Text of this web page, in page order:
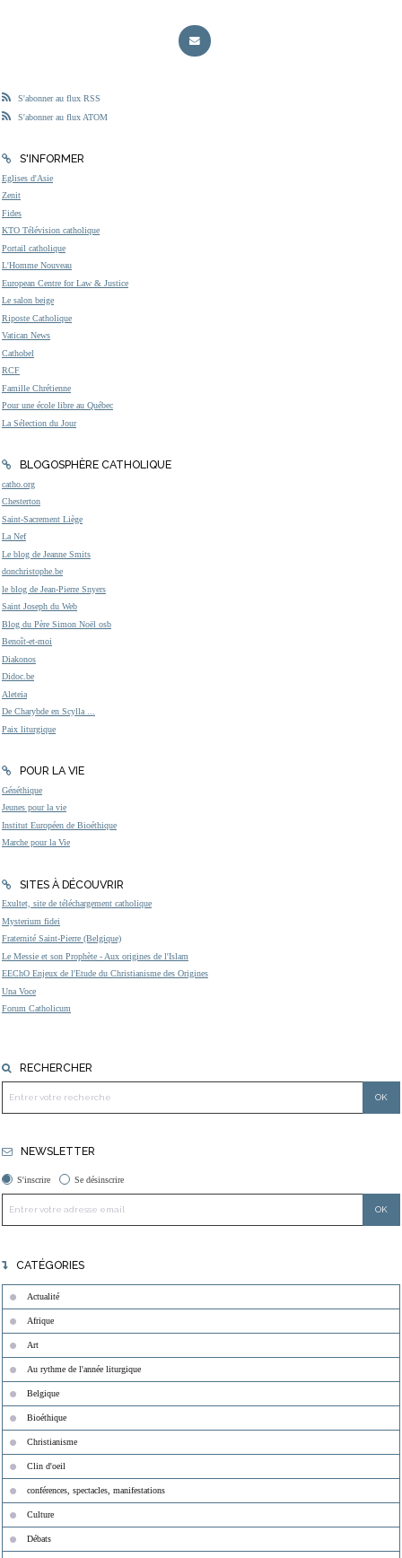
S'abonner au flux RSS
S'abonner au flux ATOM
S'INFORMER
Eglises d'Asie
Zenit
Fides
KTO Télévision catholique
Portail catholique
L'Homme Nouveau
European Centre for Law & Justice
Le salon beige
Riposte Catholique
Vatican News
Cathobel
RCF
Famille Chrétienne
Pour une école libre au Québec
La Sélection du Jour
BLOGOSPHÈRE CATHOLIQUE
catho.org
Chesterton
Saint-Sacrement Liège
La Nef
Le blog de Jeanne Smits
donchristophe.be
le blog de Jean-Pierre Snyers
Saint Joseph du Web
Blog du Père Simon Noël osb
Benoît-et-moi
Diakonos
Didoc.be
Aleteia
De Charybde en Scylla ...
Paix liturgique
POUR LA VIE
Généthique
Jeunes pour la vie
Institut Européen de Bioéthique
Marche pour la Vie
SITES À DÉCOUVRIR
Exultet, site de téléchargement catholique
Mysterium fidei
Fraternité Saint-Pierre (Belgique)
Le Messie et son Prophète - Aux origines de l'Islam
EEChO Enjeux de l'Etude du Christianisme des Origines
Una Voce
Forum Catholicum
RECHERCHER
NEWSLETTER
S'inscrire Se désinscrire
CATÉGORIES
Actualité
Afrique
Art
Au rythme de l'année liturgique
Belgique
Bioéthique
Christianisme
Clin d'oeil
conférences, spectacles, manifestations
Culture
Débats